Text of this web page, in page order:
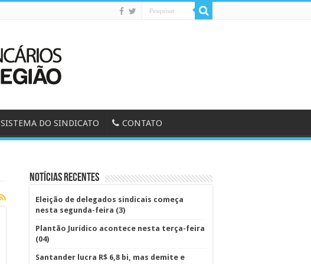
SISTEMA DO SINDICATO CONTATO
Notícias Recentes
Eleição de delegados sindicais começa
nesta segunda-feira (3)
Plantão Jurídico acontece nesta terça-feira
(04)
Santander lucra R$ 6,8 bi, mas demite e